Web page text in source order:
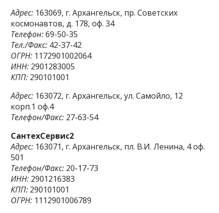
Адрес: 163069, г. Архангельск, пр. Советских
космонавтов, д. 178, оф. 34
Телефон:69-50-35
Тел./Факс: 42-37-42
ОГРН: 1172901002064
ИНН: 2901283005
КПП: 290101001
Адрес: 163072, г. Архангельск, ул. Самойло, 12
корп.1 оф.4
Телефон/Факс: 27-63-54
СантехСервис2
Адрес: 163071, г. Архангельск, пл. В.И. Ленина, 4 оф.
501
Телефон/Факс: 20-17-73
ИНН: 2901216383
КПП: 290101001
ОГРН: 1112901006789